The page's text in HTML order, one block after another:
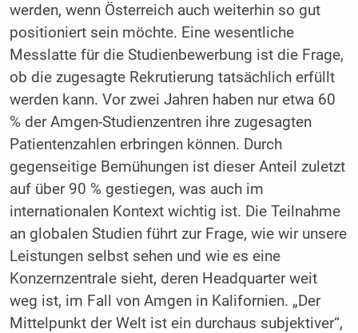
werden, wenn Österreich auch weiterhin so gut
positioniert sein möchte. Eine wesentliche
Messlatte für die Studienbewerbung ist die Frage,
ob die zugesagte Rekrutierung tatsächlich erfüllt
werden kann. Vor zwei Jahren haben nur etwa 60
% der Amgen-Studienzentren ihre zugesagten
Patientenzahlen erbringen können. Durch
gegenseitige Bemühungen ist dieser Anteil zuletzt
auf über 90 % gestiegen, was auch im
internationalen Kontext wichtig ist. Die Teilnahme
an globalen Studien führt zur Frage, wie wir unsere
Leistungen selbst sehen und wie es eine
Konzernzentrale sieht, deren Headquarter weit
weg ist, im Fall von Amgen in Kalifornien. „Der
Mittelpunkt der Welt ist ein durchaus subjektiver“,